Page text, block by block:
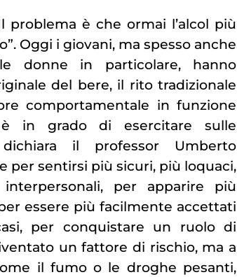
problema è che ormai l’alcol più
Oggi i giovani, ma spesso anche
donne in particolare, hanno
del bere, il rito tradizionale
comportamentale in funzione
in grado di esercitare sulle
dichiara il professor Umberto
per sentirsi più sicuri, più loquaci,
per apparire più
essere più facilmente accettati
per conquistare un ruolo di
un fattore di rischio, ma a
il fumo o le droghe pesanti,